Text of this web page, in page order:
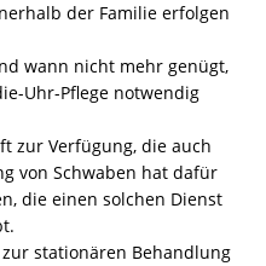
der Familie erfolgen
wann nicht mehr genügt,
Uhr-Pflege notwendig
zur Verfügung, die auch
von Schwaben hat dafür
die einen solchen Dienst
stationären Behandlung